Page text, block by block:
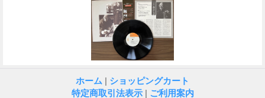
ホーム | ショッピングカート
特定商取引法表示 | ご利用案内